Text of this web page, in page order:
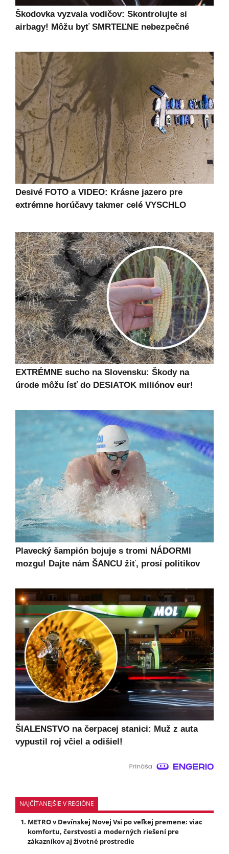
Škodovka vyzvala vodičov: Skontrolujte si
airbagy! Môžu byť SMRTEĽNE nebezpečné
Desivé FOTO a VIDEO: Krásne jazero pre
extrémne horúčavy takmer celé VYSCHLO
EXTRÉMNE sucho na Slovensku: Škody na
úrode môžu ísť do DESIATOK miliónov eur!
Plavecký šampión bojuje s tromi NÁDORMI
mozgu! Dajte nám ŠANCU žiť, prosí politikov
ŠIALENSTVO na čerpacej stanici: Muž z auta
vypustil roj včiel a odišiel!
NAJČÍTANEJŠIE V REGIÓNE
METRO v Devínskej Novej Vsi po veľkej premene: viac
komfortu, čerstvosti a moderných riešení pre
zákazníkov aj životné prostredie